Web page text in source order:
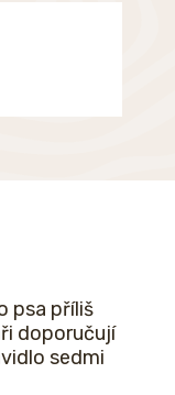
psa příliš
doporučují
sedmi